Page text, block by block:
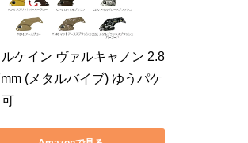
ルケイン ヴァルキャノン 2.8
(メタルバイブ) ゆうパケ